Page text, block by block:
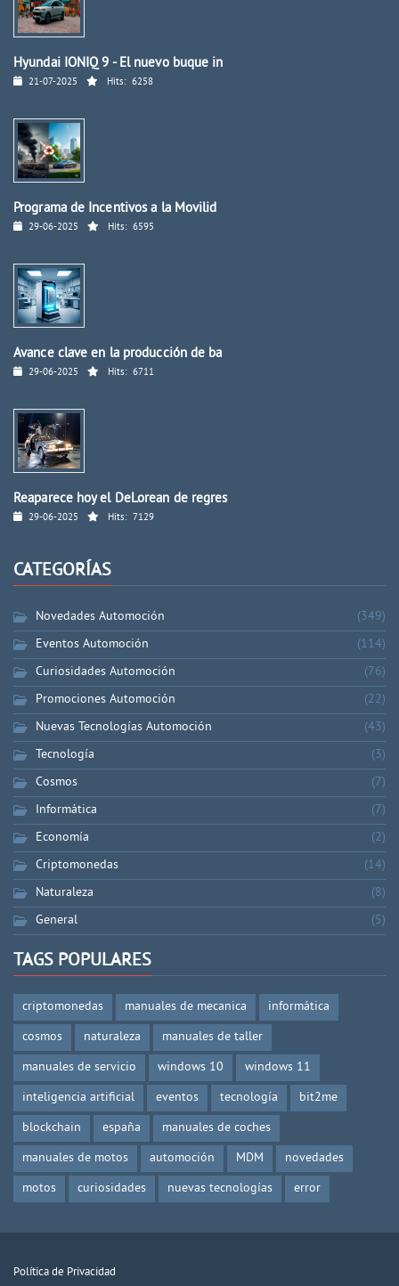
Hyundai IONIQ 9 - El nuevo buque in
21-07-2025 Hits: 6258
Programa de Incentivos a la Movilid
29-06-2025 Hits: 6595
Avance clave en la producción de ba
29-06-2025 Hits: 6711
Reaparece hoy el DeLorean de regres
29-06-2025 Hits: 7129
CATEGORÍAS
Novedades Automoción
(349)
Eventos Automoción
(114)
Curiosidades Automoción
(76)
Promociones Automoción
(22)
Nuevas Tecnologías Automoción
(43)
Tecnología
(3)
Cosmos
(7)
Informática
(7)
Economía
(2)
Criptomonedas
(14)
Naturaleza
(8)
General
(5)
TAGS POPULARES
criptomonedas manuales de mecanica
informática
cosmos
naturaleza
manuales de taller
manuales de servicio
windows 10
windows 11
inteligencia artificial
eventos tecnología
bit2me
blockchain
españa
manuales de coches
manuales de motos
automoción MDM
novedades
motos
curiosidades nuevas tecnologías error
Política de Privacidad